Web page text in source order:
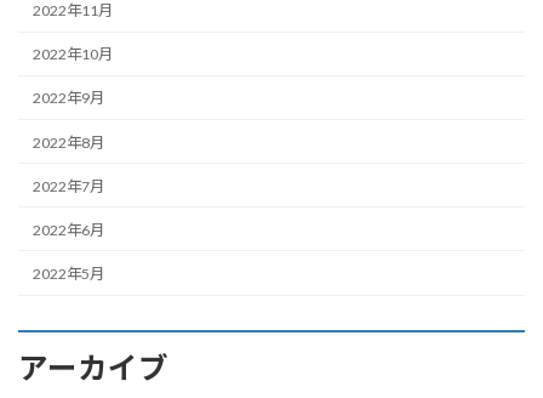
2022年11月
2022年10月
2022年9月
2022年8月
2022年7月
2022年6月
2022年5月
アーカイブ